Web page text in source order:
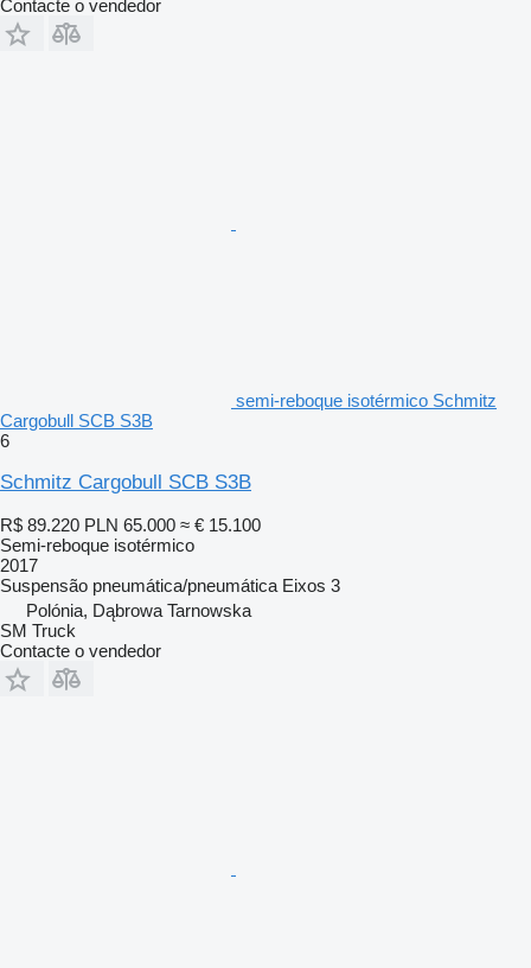
Contacte o vendedor
semi-reboque isotérmico Schmitz
Cargobull SCB S3B
6
Schmitz Cargobull SCB S3B
R$ 89.220 PLN 65.000 ≈ € 15.100
Semi-reboque isotérmico
2017
Suspensão pneumática/pneumática Eixos 3
Polónia, Dąbrowa Tarnowska
SM Truck
Contacte o vendedor